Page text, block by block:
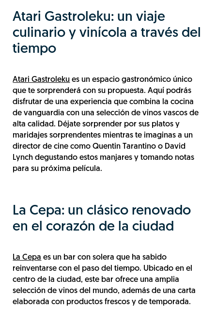
Atari Gastroleku: un viaje
culinario y vinícola a través del
tiempo
Atari Gastroleku es un espacio gastronómico único
que te sorprenderá con su propuesta. Aquí podrás
disfrutar de una experiencia que combina la cocina
de vanguardia con una selección de vinos vascos de
alta calidad. Déjate sorprender por sus platos y
maridajes sorprendentes mientras te imaginas a un
director de cine como Quentin Tarantino o David
Lynch degustando estos manjares y tomando notas
para su próxima película.
La Cepa: un clásico renovado
en el corazón de la ciudad
La Cepa es un bar con solera que ha sabido
reinventarse con el paso del tiempo. Ubicado en el
centro de la ciudad, este bar ofrece una amplia
selección de vinos del mundo, además de una carta
elaborada con productos frescos y de temporada.